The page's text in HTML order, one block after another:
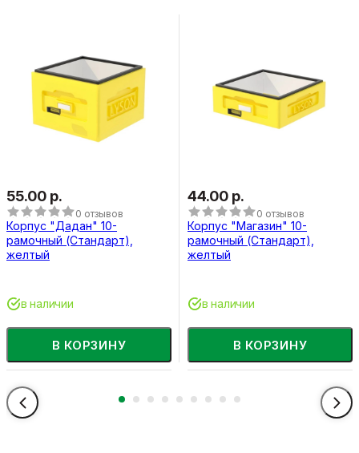
55.00 р.
0 отзывов
Корпус "Дадан" 10-
рамочный (Стандарт),
желтый
В КОРЗИНУ
в наличии
44.00 р.
0 отзывов
Корпус "Магазин" 10-
рамочный (Стандарт),
желтый
В КОРЗИНУ
в наличии